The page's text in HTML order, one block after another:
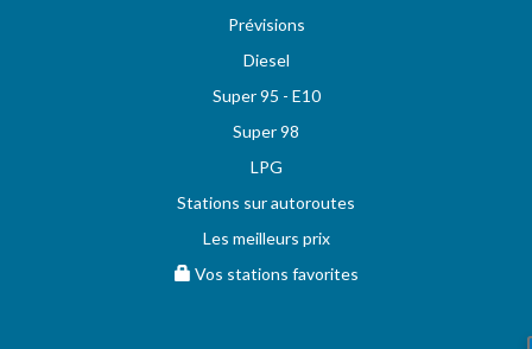
Prévisions
Diesel
Super 95 - E10
Super 98
LPG
Stations sur autoroutes
Les meilleurs prix
Vos stations favorites